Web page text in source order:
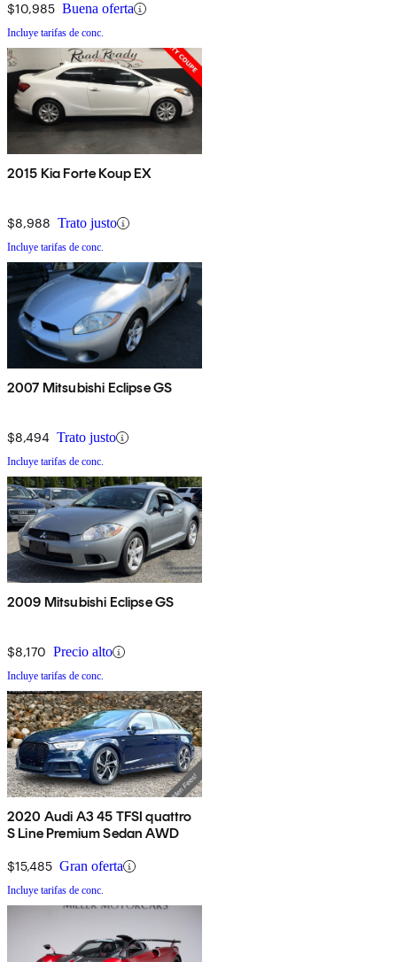
$10,985 Buena oferta
Incluye tarifas de conc.
2015 Kia Forte Koup EX
$8,988 Trato justo
Incluye tarifas de conc.
2007 Mitsubishi Eclipse GS
$8,494 Trato justo
Incluye tarifas de conc.
2009 Mitsubishi Eclipse GS
$8,170 Precio alto
Incluye tarifas de conc.
2020 Audi A3 45 TFSI quattro
S Line Premium Sedan AWD
$15,485 Gran oferta
Incluye tarifas de conc.